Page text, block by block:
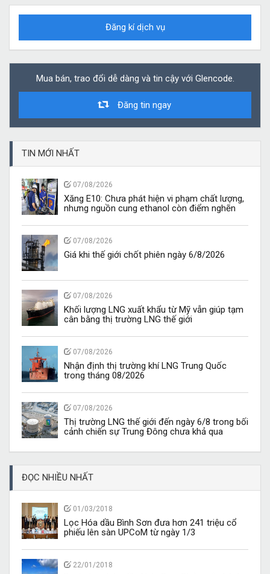
Đăng kí dịch vụ
Mua bán, trao đổi dễ dàng và tin cậy với Glencode.
Đăng tin ngay
TIN MỚI NHẤT
07/08/2026
Xăng E10: Chưa phát hiện vi phạm chất lượng,
nhưng nguồn cung ethanol còn điểm nghẽn
07/08/2026
Giá khi thế giới chốt phiên ngày 6/8/2026
07/08/2026
Khối lượng LNG xuất khẩu từ Mỹ vẫn giúp tạm
cân bằng thị trường LNG thế giới
07/08/2026
Nhận định thị trường khí LNG Trung Quốc
trong tháng 08/2026
07/08/2026
Thị trường LNG thế giới đến ngày 6/8 trong bối
cảnh chiến sự Trung Đông chưa khả qua
ĐỌC NHIỀU NHẤT
01/03/2018
Lọc Hóa dầu Bình Sơn đưa hơn 241 triệu cổ
phiếu lên sàn UPCoM từ ngày 1/3
22/01/2018